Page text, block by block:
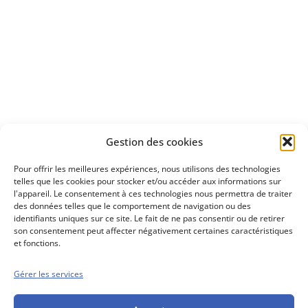
Gestion des cookies
Pour offrir les meilleures expériences, nous utilisons des technologies
telles que les cookies pour stocker et/ou accéder aux informations sur
l'appareil. Le consentement à ces technologies nous permettra de traiter
des données telles que le comportement de navigation ou des
identifiants uniques sur ce site. Le fait de ne pas consentir ou de retirer
son consentement peut affecter négativement certaines caractéristiques
et fonctions.
Gérer les services
Découvrez
Conseils boursiers depuis 1952
Propos Utiles est